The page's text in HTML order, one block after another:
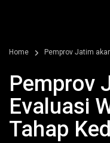
Home Pemprov Jatim
Pemprov
Evaluasi
Tahap